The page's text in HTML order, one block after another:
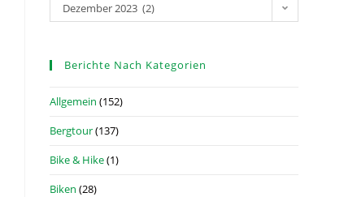
Dezember 2023 (2)
Berichte Nach Kategorien
Allgemein (152)
Bergtour(137)
Bike & Hike(1)
Biken (28)